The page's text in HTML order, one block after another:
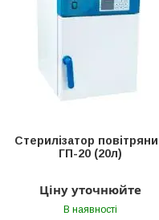
Стерилізатор
ГП-20 (20л)
Ціну уточнюйте
В наявності